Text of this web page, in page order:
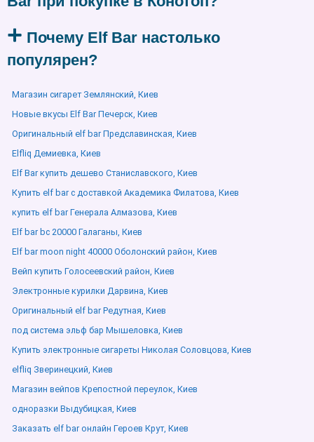
Почему Elf Bar настолько
популярен?
Магазин сигарет Землянский, Киев
Новые вкусы Elf Bar Печерск, Киев
Оригинальный elf bar Предславинская, Киев
Elfliq Демиевка, Киев
Elf Bar купить дешево Станиславского, Киев
Купить elf bar с доставкой Академика Филатова, Киев
купить elf bar Генерала Алмазова, Киев
Elf bar bc 20000 Галаганы, Киев
Elf bar moon night 40000 Оболонский район, Киев
Вейп купить Голосеевский район, Киев
Электронные курилки Дарвина, Киев
Оригинальный elf bar Редутная, Киев
под система эльф бар Мышеловка, Киев
Купить электронные сигареты Николая Соловцова, Киев
elfliq Зверинецкий, Киев
Магазин вейпов Крепостной переулок, Киев
одноразки Выдубицкая, Киев
Заказать elf bar онлайн Героев Крут, Киев